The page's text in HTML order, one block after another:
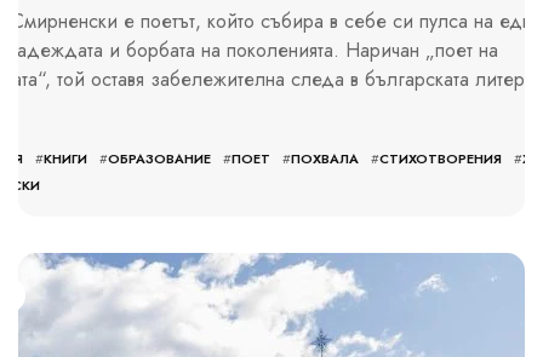
Смирненски е поетът, който събира в себе си пулса на една
надеждата и борбата на поколенията. Наричан „поет на
той оставя забележителна следа в българската
#КНИГИ #ОБРАЗОВАНИЕ #ПОЕТ #ПОХВАЛА #СТИХОТВОРЕНИЯ #